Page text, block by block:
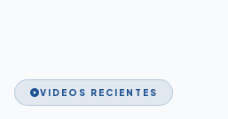
play_circleVIDEOS RECIENTES